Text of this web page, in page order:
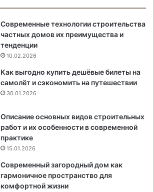
Современные технологии строительства
частных домов их преимущества и
тенденции
10.02.2026
Как выгодно купить дешёвые билеты на
самолёт и сэкономить на путешествии
30.01.2026
Описание основных видов строительных
работ и их особенности в современной
практике
15.01.2026
Современный загородный дом как
гармоничное пространство для
комфортной жизни